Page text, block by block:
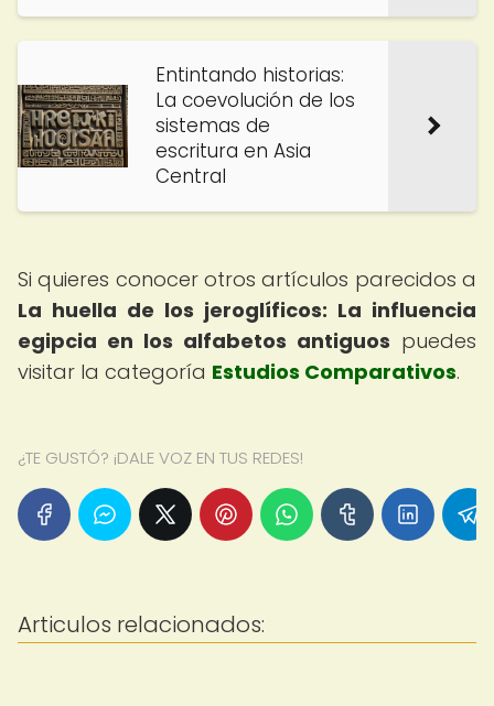
Entintando historias:
La coevolución de los
sistemas de
escritura en Asia
Central
Si quieres conocer otros artículos parecidos a
La huella de los jeroglíficos: La influencia
egipcia en los alfabetos antiguos puedes
visitar la categoría Estudios Comparativos.
¿TE GUSTÓ? ¡DALE VOZ EN TUS REDES!
Articulos relacionados: